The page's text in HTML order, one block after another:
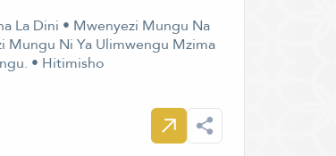
La Dini • Mwenyezi Mungu Na
Mungu Ni Ya Ulimwengu Mzima
• Hitimisho